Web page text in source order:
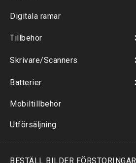
Digitala ramar
Tillbehör
Skrivare/Scanners
Batterier
Mobiltillbehör
Utförsäljning
BESTÄLL BILDER FÖRSTORINGAR